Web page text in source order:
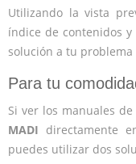
Utilizando la vista
índice de contenidos
solución a tu problema
Para tu
Si ver los manuales
MADI directamente
puedes utilizar dos